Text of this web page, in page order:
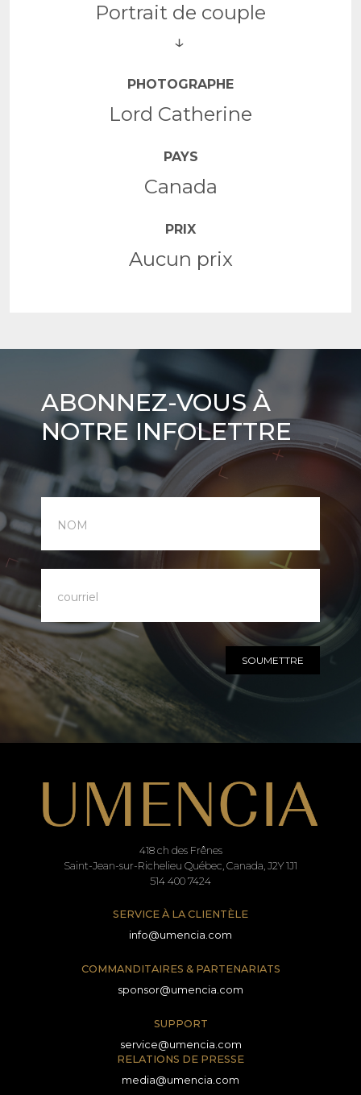
Portrait de couple
PHOTOGRAPHE
Lord Catherine
PAYS
Canada
PRIX
Aucun prix
Abonnez-
vous
à
notre
infolettre
ABONNEZ-VOUS À
NOTRE INFOLETTRE
SOUMETTRE
418 ch des Frênes
Saint-Jean-sur-Richelieu Québec, Canada, J2Y 1J1
514 400 7424
SERVICE À LA CLIENTÈLE
info@umencia.com
COMMANDITAIRES & PARTENARIATS
sponsor@umencia.com
SUPPORT
service@umencia.com
RELATIONS DE PRESSE
media@umencia.com